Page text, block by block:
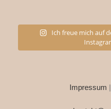
Ich freue mich auf
Impressum |